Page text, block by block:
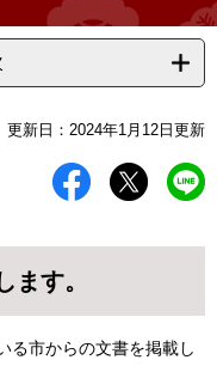
更新日：2024年1月12日更新
ます。
る市からの文書を掲載し